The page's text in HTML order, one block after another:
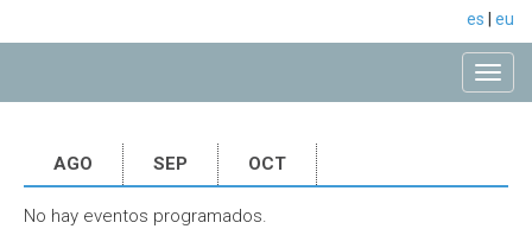
es eu
AGO SEP OCT
No hay eventos programados.